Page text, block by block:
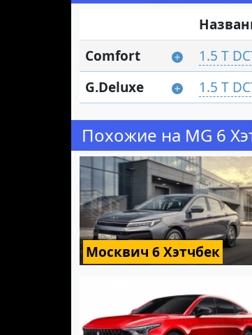
Comfort
1.5 T
G.Deluxe
1.5 T
Похожие на MG 6
Москвич 6 Хэтчбек